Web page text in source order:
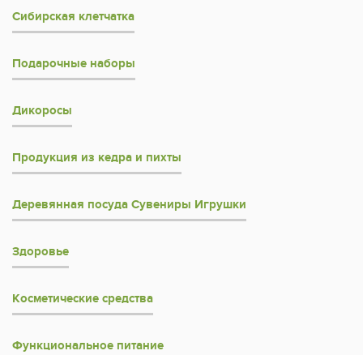
Сибирская клетчатка
Подарочные наборы
Дикоросы
Продукция из кедра и пихты
Деревянная посуда Сувениры Игрушки
Здоровье
Косметические средства
Функциональное питание